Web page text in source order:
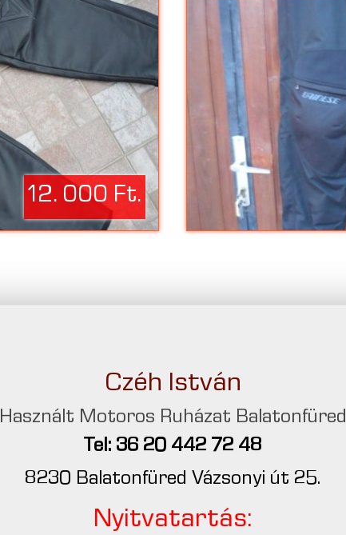
12. 000 Ft.
Czéh István
Használt Motoros Ruházat Balatonfüred
Tel: 36 20 442 72 48
8230 Balatonfüred Vázsonyi út 25.
Nyitvatartás: